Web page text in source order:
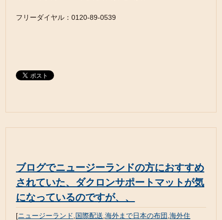
フリーダイヤル：0120-89-0539
ブログでニュージーランドの方におすすめ
されていた、ダクロンサポートマットが気
になっているのですが、、
[ニュージーランド 国際配送 ,海外まで日本の布団 ,海外住